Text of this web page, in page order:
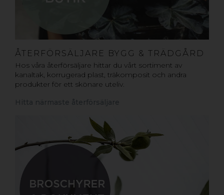
ÅTERFÖRSÄLJARE BYGG & TRÄDGÅRD
Hos våra återförsäljare hittar du vårt sortiment av
kanaltak, korrugerad plast, träkomposit och andra
produkter för ett skönare uteliv.
Hitta närmaste återförsäljare